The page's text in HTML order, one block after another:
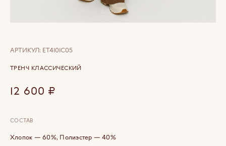
АРТИКУЛ: ET4101C05
ТРЕНЧ КЛАССИЧЕСКИЙ
12 600 ₽
СОСТАВ
Хлопок — 60%, Полиэстер — 40%